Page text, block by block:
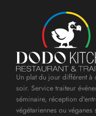
Un plat du jour différent à
soir. Service traiteur
séminaire, réception
végétariennes ou véganes